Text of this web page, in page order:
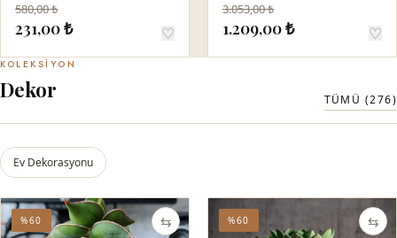
580,00 ₺
231,00 ₺ ♡
3.053,00 ₺
1.209,00 ₺ ♡
KOLEKSIYON
Dekor TÜMÜ (276)
Ev Dekorasyonu
⇆
%60 ⇆
%60